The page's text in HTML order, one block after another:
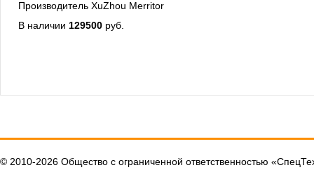
Производитель XuZhou Merritor
В наличии 129500 руб.
© 2010-2026 Общество с ограниченной ответственностью